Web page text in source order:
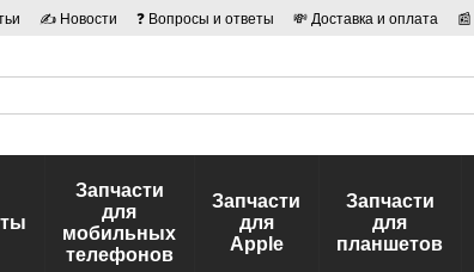
✍ Новости ❓ Вопросы и ответы 💸 Доставка и оплата
Запчасти
для
мобильных
телефонов
Запчасти
для
Apple
Запчасти
для
планшетов